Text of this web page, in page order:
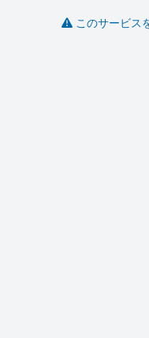
このサービス